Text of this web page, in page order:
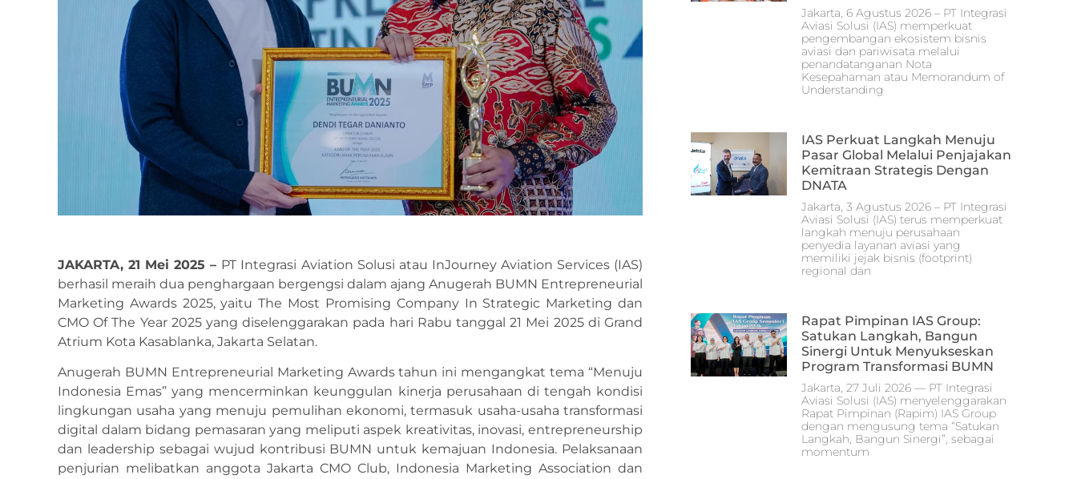
JAKARTA, 21 Mei 2025 – PT Integrasi Aviation Solusi atau InJourney Aviation Services (IAS)
berhasil meraih dua penghargaan bergengsi dalam ajang Anugerah BUMN Entrepreneurial
Marketing Awards 2025, yaitu The Most Promising Company In Strategic Marketing dan
CMO Of The Year 2025 yang diselenggarakan pada hari Rabu tanggal 21 Mei 2025 di Grand
Atrium Kota Kasablanka, Jakarta Selatan.
Anugerah BUMN Entrepreneurial Marketing Awards tahun ini mengangkat tema “Menuju
Indonesia Emas” yang mencerminkan keunggulan kinerja perusahaan di tengah kondisi
lingkungan usaha yang menuju pemulihan ekonomi, termasuk usaha-usaha transformasi
digital dalam bidang pemasaran yang meliputi aspek kreativitas, inovasi, entrepreneurship
dan leadership sebagai wujud kontribusi BUMN untuk kemajuan Indonesia. Pelaksanaan
penjurian melibatkan anggota Jakarta CMO Club, Indonesia Marketing Association dan
Jakarta, 6 Agustus 2026 – PT Integrasi
Aviasi Solusi (IAS) memperkuat
pengembangan ekosistem bisnis
aviasi dan pariwisata melalui
penandatanganan Nota
Kesepahaman atau Memorandum of
Understanding
IAS Perkuat Langkah Menuju
Pasar Global Melalui Penjajakan
Kemitraan Strategis Dengan
DNATA
Jakarta, 3 Agustus 2026 – PT Integrasi
Aviasi Solusi (IAS) terus memperkuat
langkah menuju perusahaan
penyedia layanan aviasi yang
memiliki jejak bisnis (footprint)
regional dan
Rapat Pimpinan IAS Group:
Satukan Langkah, Bangun
Sinergi Untuk Menyukseskan
Program Transformasi BUMN
Jakarta, 27 Juli 2026 — PT Integrasi
Aviasi Solusi (IAS) menyelenggarakan
Rapat Pimpinan (Rapim) IAS Group
dengan mengusung tema “Satukan
Langkah, Bangun Sinergi”, sebagai
momentum